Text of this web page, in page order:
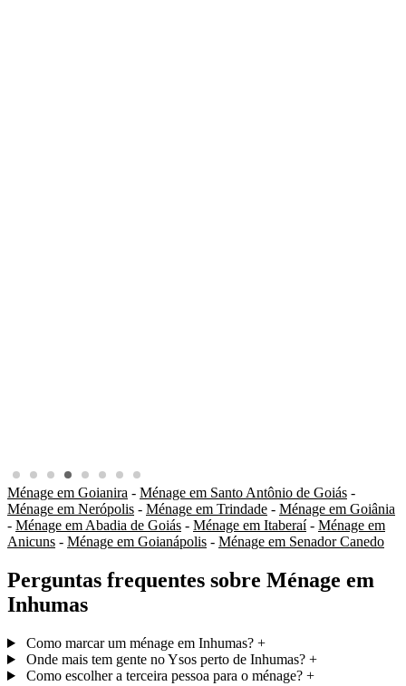
Ménage em Goianira - Ménage em Santo Antônio de Goiás -
Ménage em Nerópolis - Ménage em Trindade - Ménage em Goiânia
- Ménage em Abadia de Goiás - Ménage em Itaberaí- Ménage em
Anicuns - Ménage em Goianápolis - Ménage em Senador Canedo
Perguntas frequentes sobre Ménage em
Inhumas
Como marcar um ménage em Inhumas? +
Onde mais tem gente no Ysos perto de Inhumas? +
Como escolher a terceira pessoa para o ménage? +